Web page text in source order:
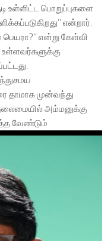
உள்ளிட்ட பொறுப்புகளை
என்றார்.
பெயரா?’’ என்று கேள்வி
உள்ளவர்களுக்கு
முன்வந்து
அம்மனுக்கு
வேண்டும்